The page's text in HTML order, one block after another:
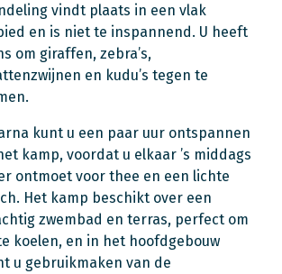
vindt plaats in een vlak
en is niet te inspannend. U heeft
om giraffen, zebra’s,
en kudu’s tegen te
kunt u een paar uur ontspannen
kamp, voordat u elkaar ’s middags
ontmoet voor thee en een lichte
Het kamp beschikt over een
zwembad en terras, perfect om
koelen, en in het hoofdgebouw
u gebruikmaken van de